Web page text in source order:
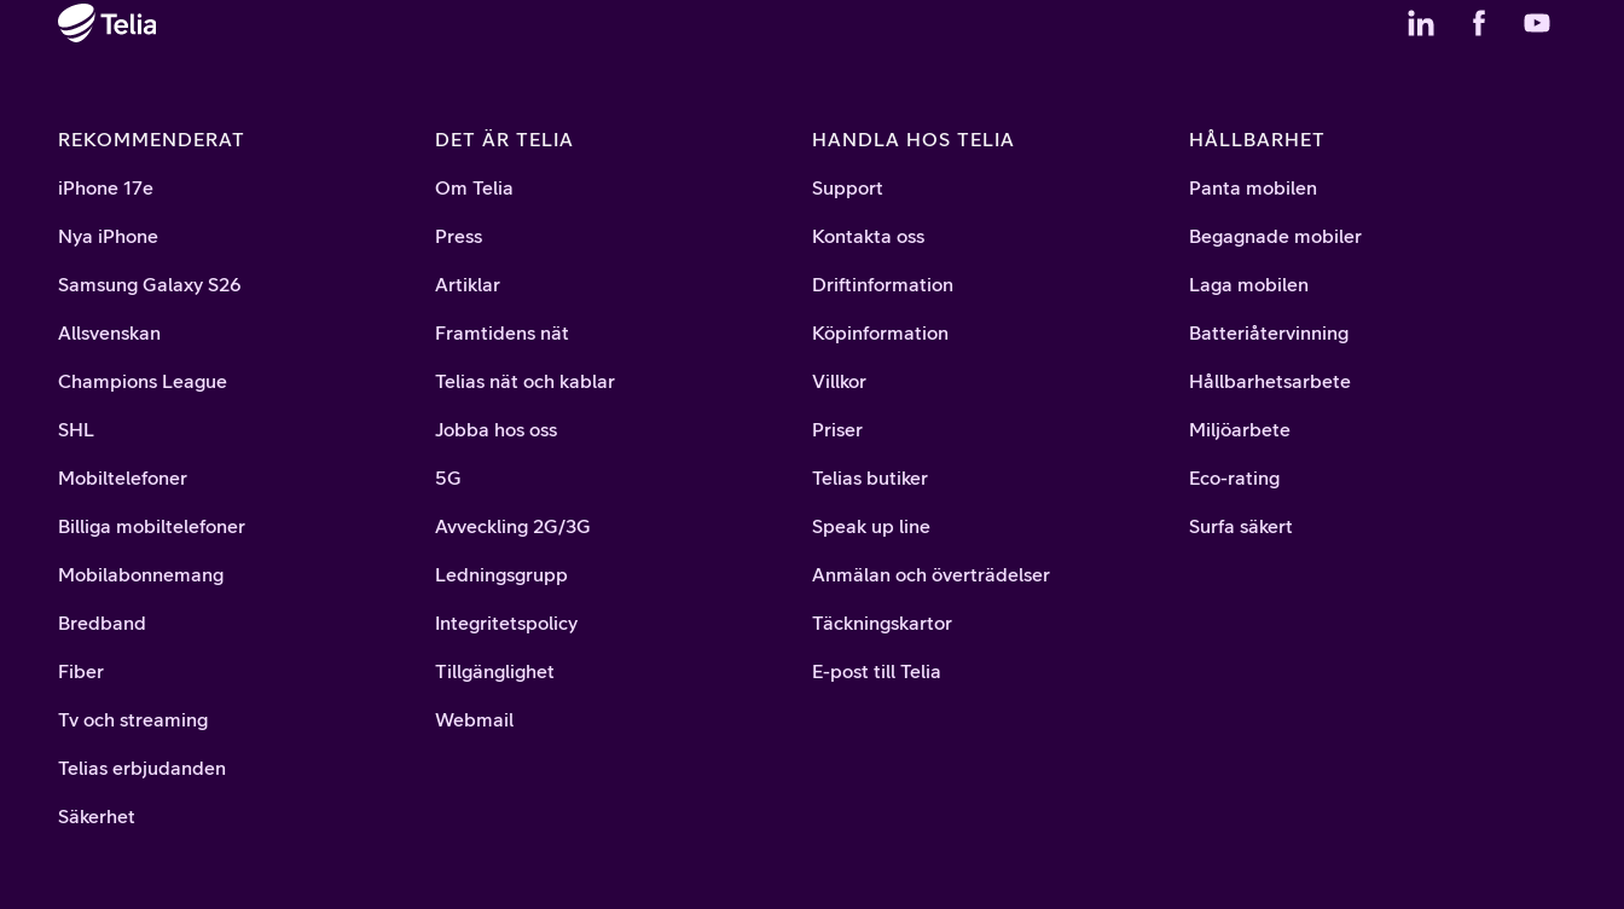
REKOMMENDERAT
iPhone 17e
Nya iPhone
Samsung Galaxy S26
Allsvenskan
Champions League
SHL
Mobiltelefoner
Billiga mobiltelefoner
Mobilabonnemang
Bredband
Fiber
Tv och streaming
Telias erbjudanden
Säkerhet
DET ÄR TELIA
Om Telia
Press
Artiklar
Framtidens nät
Telias nät och kablar
Jobba hos oss
5G
Avveckling 2G/3G
Ledningsgrupp
Integritetspolicy
Tillgänglighet
Webmail
HANDLA HOS TELIA
Support
Kontakta oss
Driftinformation
Köpinformation
Villkor
Priser
Telias butiker
Speak up line
Anmälan och överträdelser
Täckningskartor
E-post till Telia
HÅLLBARHET
Panta mobilen
Begagnade mobiler
Laga mobilen
Batteriåtervinning
Hållbarhetsarbete
Miljöarbete
Eco-rating
Surfa säkert